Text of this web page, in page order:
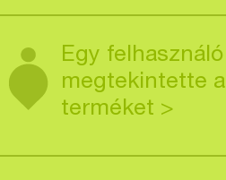
Egy felhasználó
megtekintette a
terméket >